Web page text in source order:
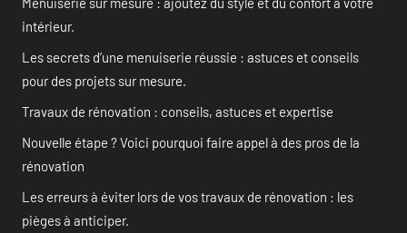
intérieur.
Les secrets d’une menuiserie réussie : astuces et conseils
pour des projets sur mesure.
Travaux de rénovation : conseils, astuces et expertise
Nouvelle étape ? Voici pourquoi faire appel à des pros de la
rénovation
Les erreurs à éviter lors de vos travaux de rénovation : les
pièges à anticiper.